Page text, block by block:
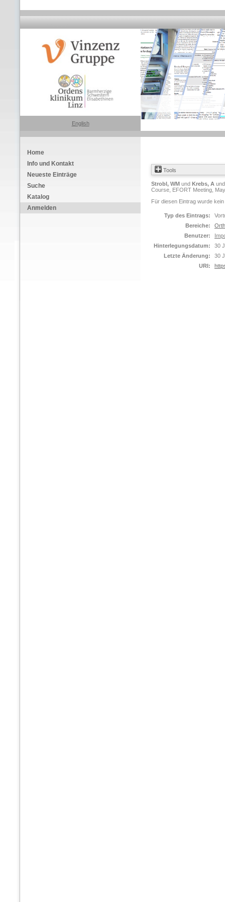
English
Home
Info und Kontakt
Neueste Einträge
Suche
Katalog
Anmelden
Tools
Strobl, WM und Krebs, A
Course, EFORT Meeting,
Für diesen Eintrag wurde
Typ des Eintrags:
Bereiche:
Benutzer:
Hinterlegungsdatum:
30
Letzte Änderung:
30
URI: